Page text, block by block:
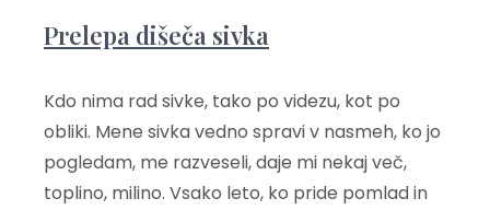
Prelepa dišeča sivka
Kdo nima rad sivke, tako po videzu, kot po
obliki. Mene sivka vedno spravi v nasmeh, ko jo
pogledam, me razveseli, daje mi nekaj več,
toplino, milino. Vsako leto, ko pride pomlad in